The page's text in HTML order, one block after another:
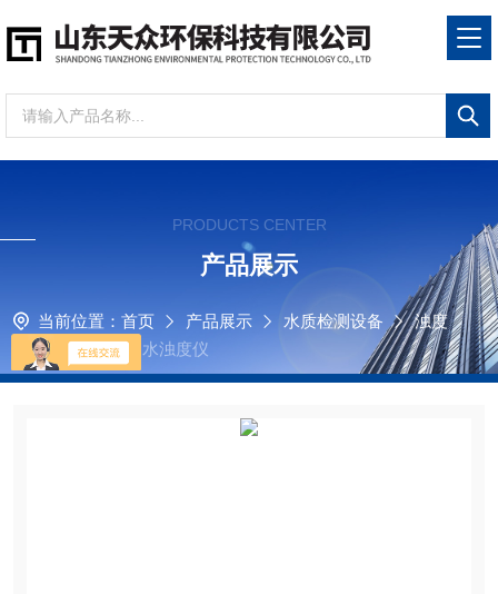
PRODUCTS CENTER
产品展示
当前位置： 首页 产品展示 水质检测设备
浊度
便携式饮用水浊度仪